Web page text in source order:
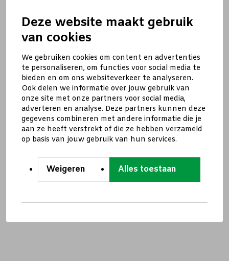
Deze website maakt gebruik
van cookies
We gebruiken cookies om content en advertenties
te personaliseren, om functies voor social media te
bieden en om ons websiteverkeer te analyseren.
Ook delen we informatie over jouw gebruik van
onze site met onze partners voor social media,
adverteren en analyse. Deze partners kunnen deze
gegevens combineren met andere informatie die je
aan ze heeft verstrekt of die ze hebben verzameld
op basis van jouw gebruik van hun services.
Weigeren Alles toestaan